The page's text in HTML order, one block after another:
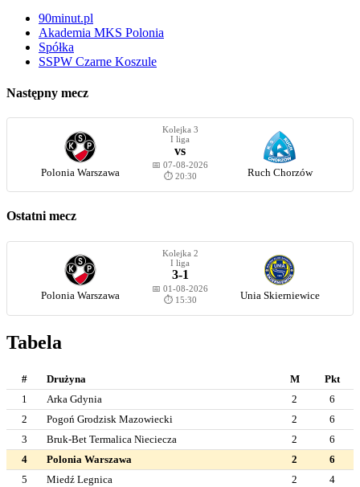
90minut.pl
Akademia MKS Polonia
Spółka
SSPW Czarne Koszule
Następny mecz
Polonia Warszawa
Kolejka 3
I liga
vs
📅 07-08-2026
⏱️ 20:30
Ruch Chorzów
Ostatni mecz
Polonia Warszawa
Kolejka 2
I liga
3-1
📅 01-08-2026
⏱️ 15:30
Unia Skierniewice
Tabela
# Drużyna M
Pkt
1
Arka Gdynia 2
6
2
Pogoń Grodzisk Mazowiecki 2
6
3
Bruk-Bet Termalica Nieciecza 2
6
4
Polonia Warszawa 2
6
5
Miedź Legnica 2
4